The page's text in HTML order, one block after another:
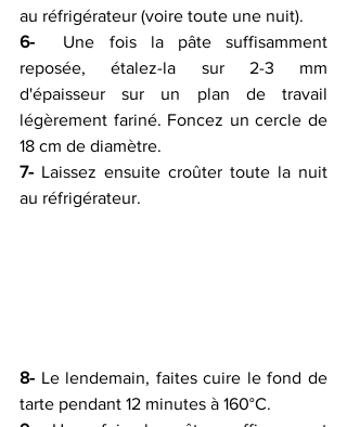
au réfrigérateur (voire toute une nuit).
6- Une fois la pâte suffisamment
reposée, étalez-la sur 2-3 mm
d'épaisseur sur un plan de travail
légèrement fariné. Foncez un cercle de
18 cm de diamètre.
7- Laissez ensuite croûter toute la nuit
au réfrigérateur.
8- Le lendemain, faites cuire le fond de
tarte pendant 12 minutes à 160°C.